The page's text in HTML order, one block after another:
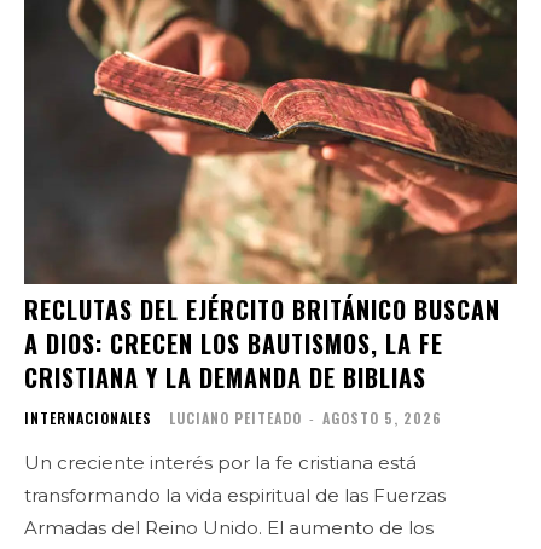
RECLUTAS DEL EJÉRCITO BRITÁNICO BUSCAN
A DIOS: CRECEN LOS BAUTISMOS, LA FE
CRISTIANA Y LA DEMANDA DE BIBLIAS
INTERNACIONALES LUCIANO PEITEADO - AGOSTO 5, 2026
Un creciente interés por la fe cristiana está
transformando la vida espiritual de las Fuerzas
Armadas del Reino Unido. El aumento de los